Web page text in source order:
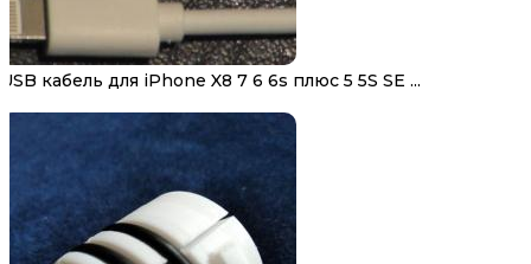
USB кабель для iPhone X8 7 6 6s плюс 5 5S SE ...